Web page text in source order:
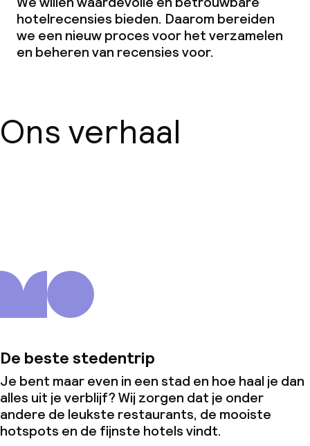
hotelrecensies bieden. Daarom bereiden
we een nieuw proces voor het verzamelen
en beheren van recensies voor.
Ons verhaal
De beste stedentrip
Je bent maar even in een stad en hoe haal je dan
alles uit je verblijf? Wij zorgen dat je onder
andere de leukste restaurants, de mooiste
hotspots en de fijnste hotels vindt.